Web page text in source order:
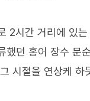
2시간 거리에 있
했던 홍어 장수 문
시절을 연상케